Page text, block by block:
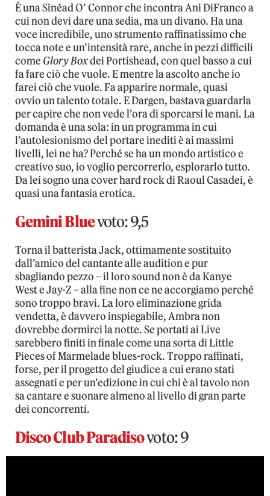
È una Sinéad O’ Connor che incontra Ani DiFranco a
cui non devi dare una sedia, ma un divano. Ha una
voce incredibile, uno strumento raffinatissimo che
tocca note e un’intensità rare, anche in pezzi difficili
come Glory Boxdei Portishead, con quel basso a cui
fa fare ciò che vuole. E mentre la ascolto anche io
farei ciò che vuole. Fa apparire normale, quasi
ovvio un talento totale. E Dargen, bastava guardarla
per capire che non vede l’ora di sporcarsi le mani. La
domanda è una sola: in un programma in cui
l’autolesionismo del portare inediti è ai massimi
livelli, lei ne ha? Perché se ha un mondo artistico e
creativo suo, io voglio percorrerlo, esplorarlo tutto.
Da lei sogno una cover hard rock di Raoul Casadei, è
quasi una fantasia erotica.
Gemini Bluevoto: 9,5
Torna il batterista Jack, ottimamente sostituito
dall’amico del cantante alle audition e pur
sbagliando pezzo – il loro sound non è da Kanye
West e Jay-Z – alla fine non ce ne accorgiamo perché
sono troppo bravi. La loro eliminazione grida
vendetta, è davvero inspiegabile, Ambra non
dovrebbe dormirci la notte. Se portati ai Live
sarebbero finiti in finale come una sorta di Little
Pieces of Marmelade blues-rock. Troppo raffinati,
forse, per il progetto del giudice a cui erano stati
assegnati e per un’edizione in cui chi è al tavolo non
sa cantare e suonare almeno al livello di gran parte
dei concorrenti.
Disco Club Paradisovoto: 9